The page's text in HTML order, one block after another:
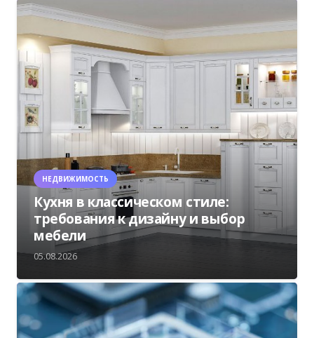
НЕДВИЖИМОСТЬ
Кухня в классическом стиле:
требования к дизайну и выбор
мебели
05.08.2026